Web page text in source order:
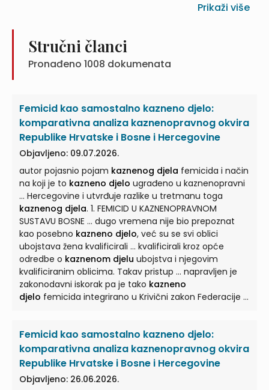
Prikaži više
Stručni članci
Pronađeno 1008 dokumenata
Femicid kao samostalno kazneno djelo:
komparativna analiza kaznenopravnog okvira
Republike Hrvatske i Bosne i Hercegovine
Objavljeno: 09.07.2026.
autor pojasnio pojam kaznenog djela femicida i način
na koji je to kazneno djelo ugrađeno u kaznenopravni
... Hercegovine i utvrđuje razlike u tretmanu toga
kaznenog djela. 1. FEMICID U KAZNENOPRAVNOM
SUSTAVU BOSNE ... dugo vremena nije bio prepoznat
kao posebno kazneno djelo, već su se svi oblici
ubojstava žena kvalificirali ... kvalificirali kroz opće
odredbe o kaznenom djelu ubojstva i njegovim
kvalificiranim oblicima. Takav pristup ... napravljen je
zakonodavni iskorak pa je tako kazneno
djelo femicida integrirano u Krivični zakon Federacije ...
Femicid kao samostalno kazneno djelo:
komparativna analiza kaznenopravnog okvira
Republike Hrvatske i Bosne i Hercegovine
Objavljeno: 26.06.2026.